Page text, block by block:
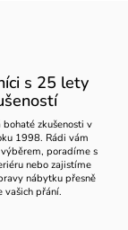
s 25 lety
bohaté zkušenosti v
1998. Rádi vám
poradíme s
nebo zajistíme
nábytku přesně
vašich přání.